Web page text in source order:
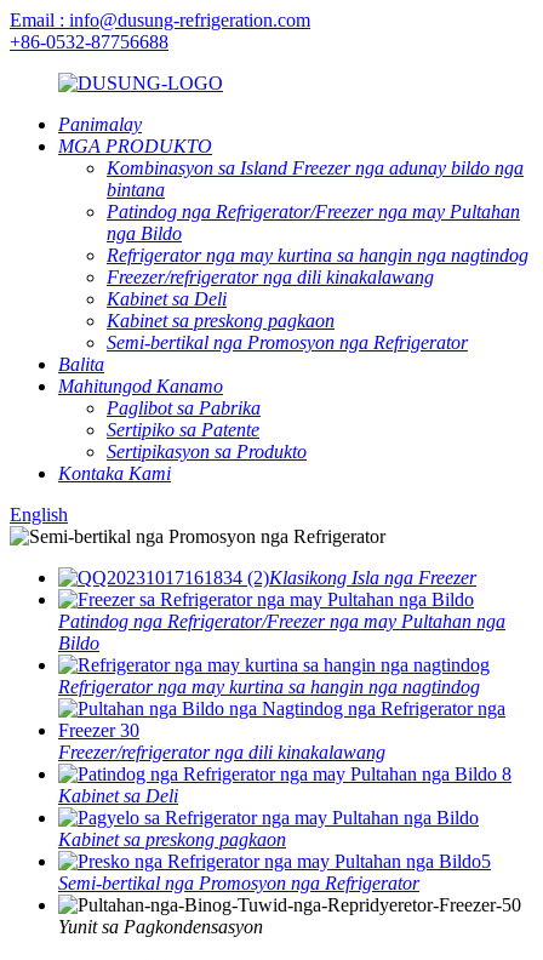
Email : info@dusung-refrigeration.com
+86-0532-87756688
Panimalay
MGA PRODUKTO
Kombinasyon sa Island Freezer nga adunay bildo nga
bintana
Patindog nga Refrigerator/Freezer nga may Pultahan
nga Bildo
Refrigerator nga may kurtina sa hangin nga nagtindog
Freezer/refrigerator nga dili kinakalawang
Kabinet sa Deli
Kabinet sa preskong pagkaon
Semi-bertikal nga Promosyon nga Refrigerator
Balita
Mahitungod Kanamo
Paglibot sa Pabrika
Sertipiko sa Patente
Sertipikasyon sa Produkto
Kontaka Kami
English
Klasikong Isla nga Freezer
Patindog nga Refrigerator/Freezer nga may Pultahan nga
Bildo
Refrigerator nga may kurtina sa hangin nga nagtindog
Freezer/refrigerator nga dili kinakalawang
Kabinet sa Deli
Kabinet sa preskong pagkaon
Semi-bertikal nga Promosyon nga Refrigerator
Yunit sa Pagkondensasyon